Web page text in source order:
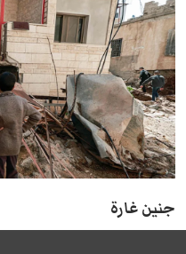
جنين غارة